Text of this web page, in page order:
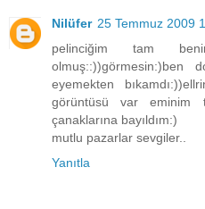
Nilüfer 25 Temmuz 2009
pelinciğim tam
olmuş::))görmesin:)ben
eyemekten
görüntüsü var eminim
çanaklarına bayıldım:)
mutlu pazarlar sevgiler..
Yanıtla